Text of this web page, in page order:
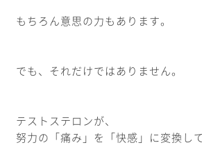
もちろん意思の力もあります。
でも、それだけではありません。
テストステロンが、
努力の「痛み」を「快感」に変換し